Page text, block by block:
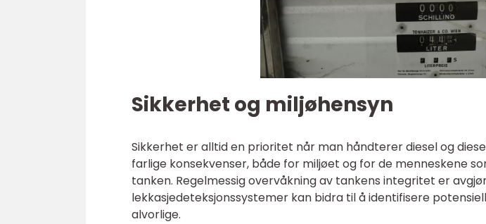
Sikkerhet og miljøhensyn
Sikkerhet er alltid en prioritet når man håndterer diesel og
farlige konsekvenser, både for miljøet og for de menneskene
tanken. Regelmessig overvåkning av tankens integritet er
lekkasjedeteksjonssystemer kan bidra til å identifisere
alvorlige.